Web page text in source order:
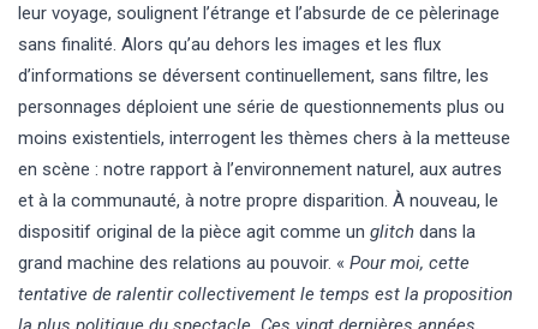
leur voyage, soulignent l’étrange et l’absurde de ce pèlerinage
sans finalité. Alors qu’au dehors les images et les flux
d’informations se déversent continuellement, sans filtre, les
personnages déploient une série de questionnements plus ou
moins existentiels, interrogent les thèmes chers à la metteuse
en scène : notre rapport à l’environnement naturel, aux autres
et à la communauté, à notre propre disparition. À nouveau, le
dispositif original de la pièce agit comme un glitch dans la
grand machine des relations au pouvoir. « Pour moi, cette
tentative de ralentir collectivement le temps est la proposition